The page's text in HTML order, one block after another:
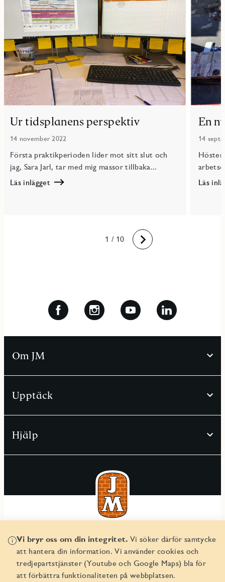
Ur tidsplanens perspektiv
14 november 2022
Första praktikperioden lider mot sitt slut och
jag, Sara Jarl, tar med mig massor tillbaka...
Läs inlägget
En
14
Hösten
Läs
1
2
3
4
5
6
7
8
9
10 / 10 Framåt
Vi bryr oss om din integritet. Vi söker därför samtycke
att hantera din information. Vi använder cookies och
tredjepartstjänster (Youtube och Google Maps) bla för
att förbättra funktionaliteten på webbplatsen.
Om JM
Upptäck
Hjälp
© JM AB 2026
Organisationsnummer 556045-2103